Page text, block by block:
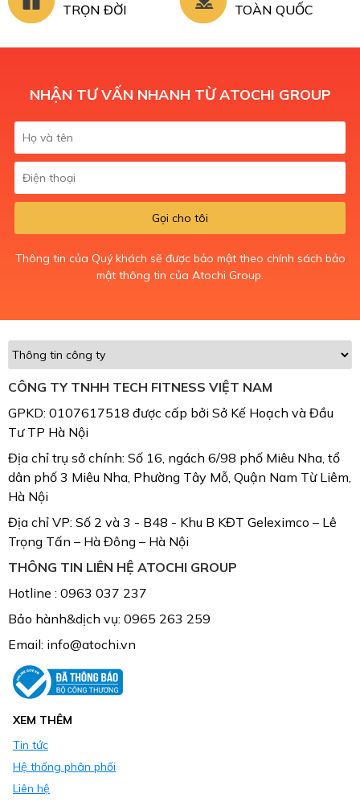
TRỌN ĐỜI
TOÀN QUỐC
NHẬN TƯ VẤN NHANH TỪ ATOCHI GROUP
Gọi cho tôi
Thông tin của Quý khách sẽ được bảo mật theo chính sách bảo
mật thông tin của Atochi Group.
CÔNG TY TNHH TECH FITNESS VIỆT NAM
GPKD: 0107617518 được cấp bởi Sở Kế Hoạch và Đầu
Tư TP Hà Nội
Địa chỉ trụ sở chính: Số 16, ngách 6/98 phố Miêu Nha, tổ
dân phố 3 Miêu Nha, Phường Tây Mỗ, Quận Nam Từ Liêm,
Hà Nội
Địa chỉ VP: Số 2 và 3 - B48 - Khu B KĐT Geleximco – Lê
Trọng Tấn – Hà Đông – Hà Nội
THÔNG TIN LIÊN HỆ ATOCHI GROUP
Hotline : 0963 037 237
Bảo hành&dịch vụ: 0965 263 259
Email: info@atochi.vn
XEM THÊM
Tin tức
Hệ thống phân phối
Liên hệ